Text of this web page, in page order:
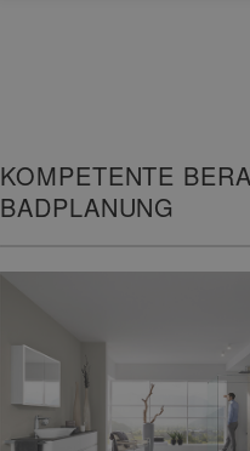
KOMPETENTE
BADPLANUNG